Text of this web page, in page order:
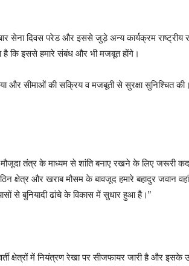
दिवस परेड और इससे जुड़े अन्य कार्यक्रम राष्ट्रीय
है कि इससे हमारे संबंध और भी मजबूत होंगे।
और सीमाओं की सक्रिय व मजबूती से सुरक्षा सुनिश्चित
और मौजूदा तंत्र के माध्यम से शांति बनाए रखने के लिए
क्षेत्र और खराब मौसम के बावजूद हमारे बहादुर जवान
से बुनियादी ढांचे के विकास में सुधार हुआ है।”
क्षेत्रों में नियंत्रण रेखा पर सीजफायर जारी है और